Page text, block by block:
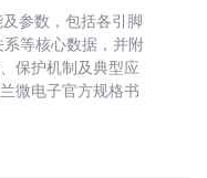
参数，包括各引脚
等核心数据，并附
保护机制及典型应
微电子官方规格书